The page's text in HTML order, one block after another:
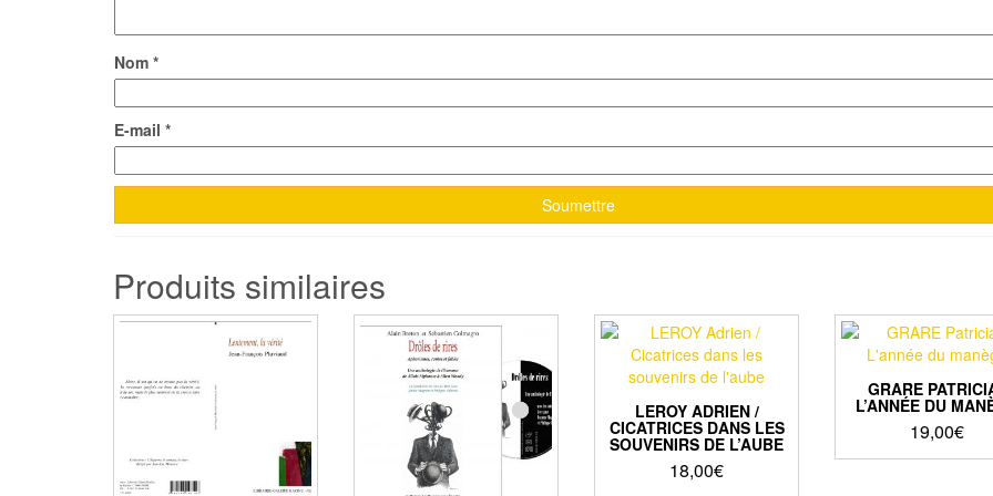
Nom *
E-mail *
Produits similaires
LEROY ADRIEN /
CICATRICES DANS LES
SOUVENIRS DE L’AUBE
18,00€
GRARE
L’ANNÉE DU
19,00€